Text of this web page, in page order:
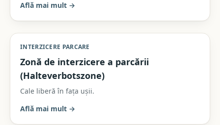
Află mai mult →
INTERZICERE PARCARE
Zonă de interzicere a parcării
(Halteverbotszone)
Cale liberă în fața ușii.
Află mai mult →